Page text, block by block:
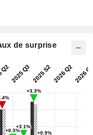
de surprise